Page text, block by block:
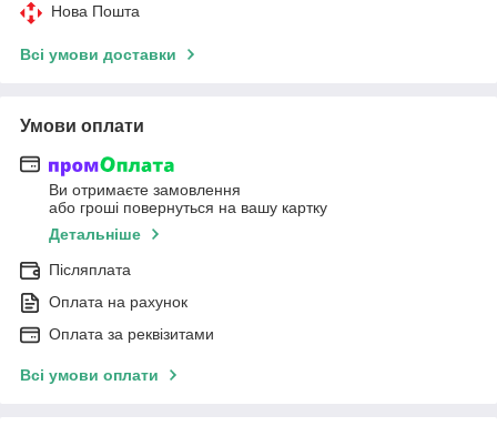
Нова Пошта
Всі умови доставки
Умови оплати
Ви отримаєте замовлення
або гроші повернуться на вашу картку
Детальніше
Післяплата
Оплата на рахунок
Оплата за реквізитами
Всі умови оплати